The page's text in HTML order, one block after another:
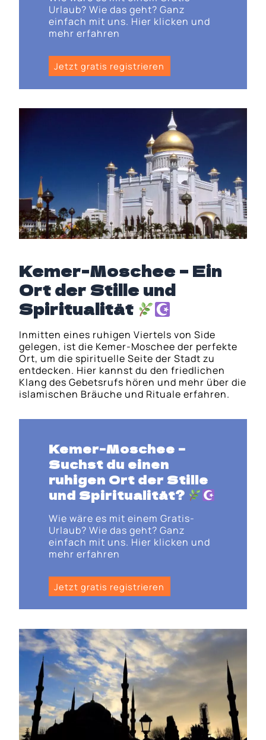
Urlaub? Wie das geht? Ganz
einfach mit uns. Hier klicken und
mehr erfahren
Jetzt gratis registrieren
Kemer-Moschee – Ein
Ort der Stille und
Spiritualität
Inmitten eines ruhigen Viertels von Side
gelegen, ist die Kemer-Moschee der perfekte
Ort, um die spirituelle Seite der Stadt zu
entdecken. Hier kannst du den friedlichen
Klang des Gebetsrufs hören und mehr über die
islamischen Bräuche und Rituale erfahren.
Kemer-Moschee –
Suchst du einen
ruhigen Ort der Stille
und Spiritualität?
Wie wäre es mit einem Gratis-
Urlaub? Wie das geht? Ganz
einfach mit uns. Hier klicken und
mehr erfahren
Jetzt gratis registrieren